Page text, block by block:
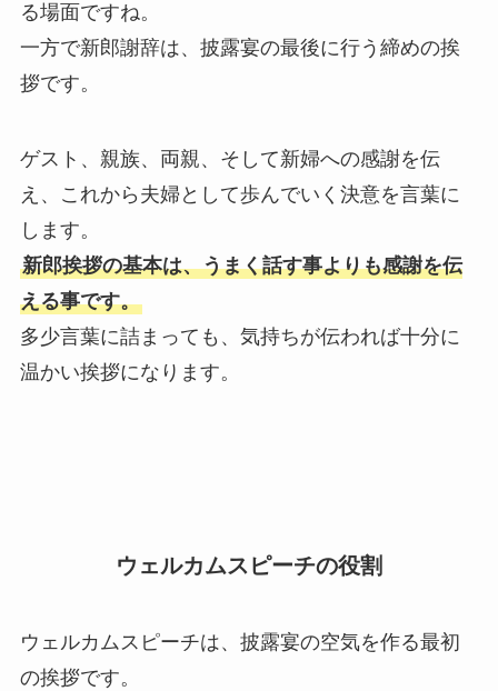
る場面ですね。
一方で新郎謝辞は、披露宴の最後に行う締めの挨
拶です。
ゲスト、親族、両親、そして新婦への感謝を伝
え、これから夫婦として歩んでいく決意を言葉に
します。
新郎挨拶の基本は、うまく話す事よりも感謝を伝
える事です。
多少言葉に詰まっても、気持ちが伝われば十分に
温かい挨拶になります。
ウェルカムスピーチの役割
ウェルカムスピーチは、披露宴の空気を作る最初
の挨拶です。